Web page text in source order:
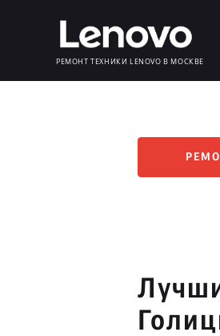
РЕМОНТ ТЕХНИКИ LENOVO В МОСКВЕ